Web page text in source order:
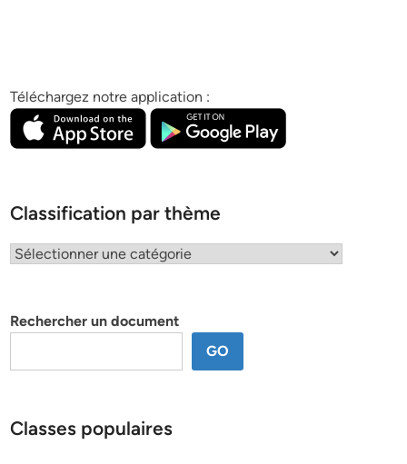
Téléchargez notre application :
Classification par thème
Classification
Rechercher un document
GO
Classes populaires